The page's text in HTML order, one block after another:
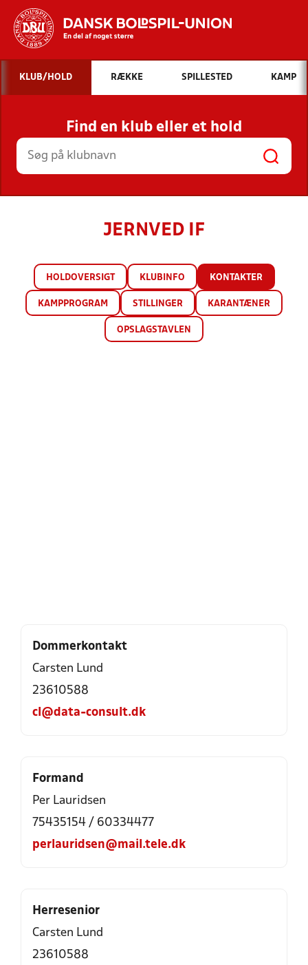
Hvad vil du søge efter?
INDHOLD OG NYHEDER
STILLINGER, RESULTATER, KLUBBER OG
HOLD
KLUB/HOLD RÆKKE SPILLESTED KAMP
Find en klub eller et hold
JERNVED IF
HOLDOVERSIGT KLUBINFO KONTAKTER
KAMPPROGRAM STILLINGER KARANTÆNER
OPSLAGSTAVLEN
Dommerkontakt
Carsten Lund
23610588
cl@data-consult.dk
Formand
Per Lauridsen
75435154 / 60334477
perlauridsen@mail.tele.dk
Herresenior
Carsten Lund
23610588